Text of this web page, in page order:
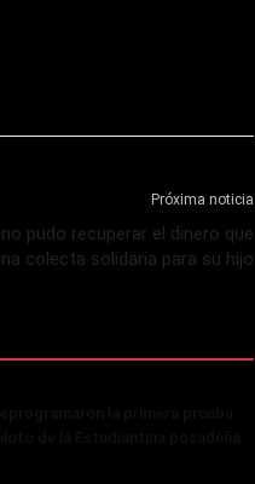
Próxima noticia
pudo recuperar el dinero que
colecta solidaria para su hijo